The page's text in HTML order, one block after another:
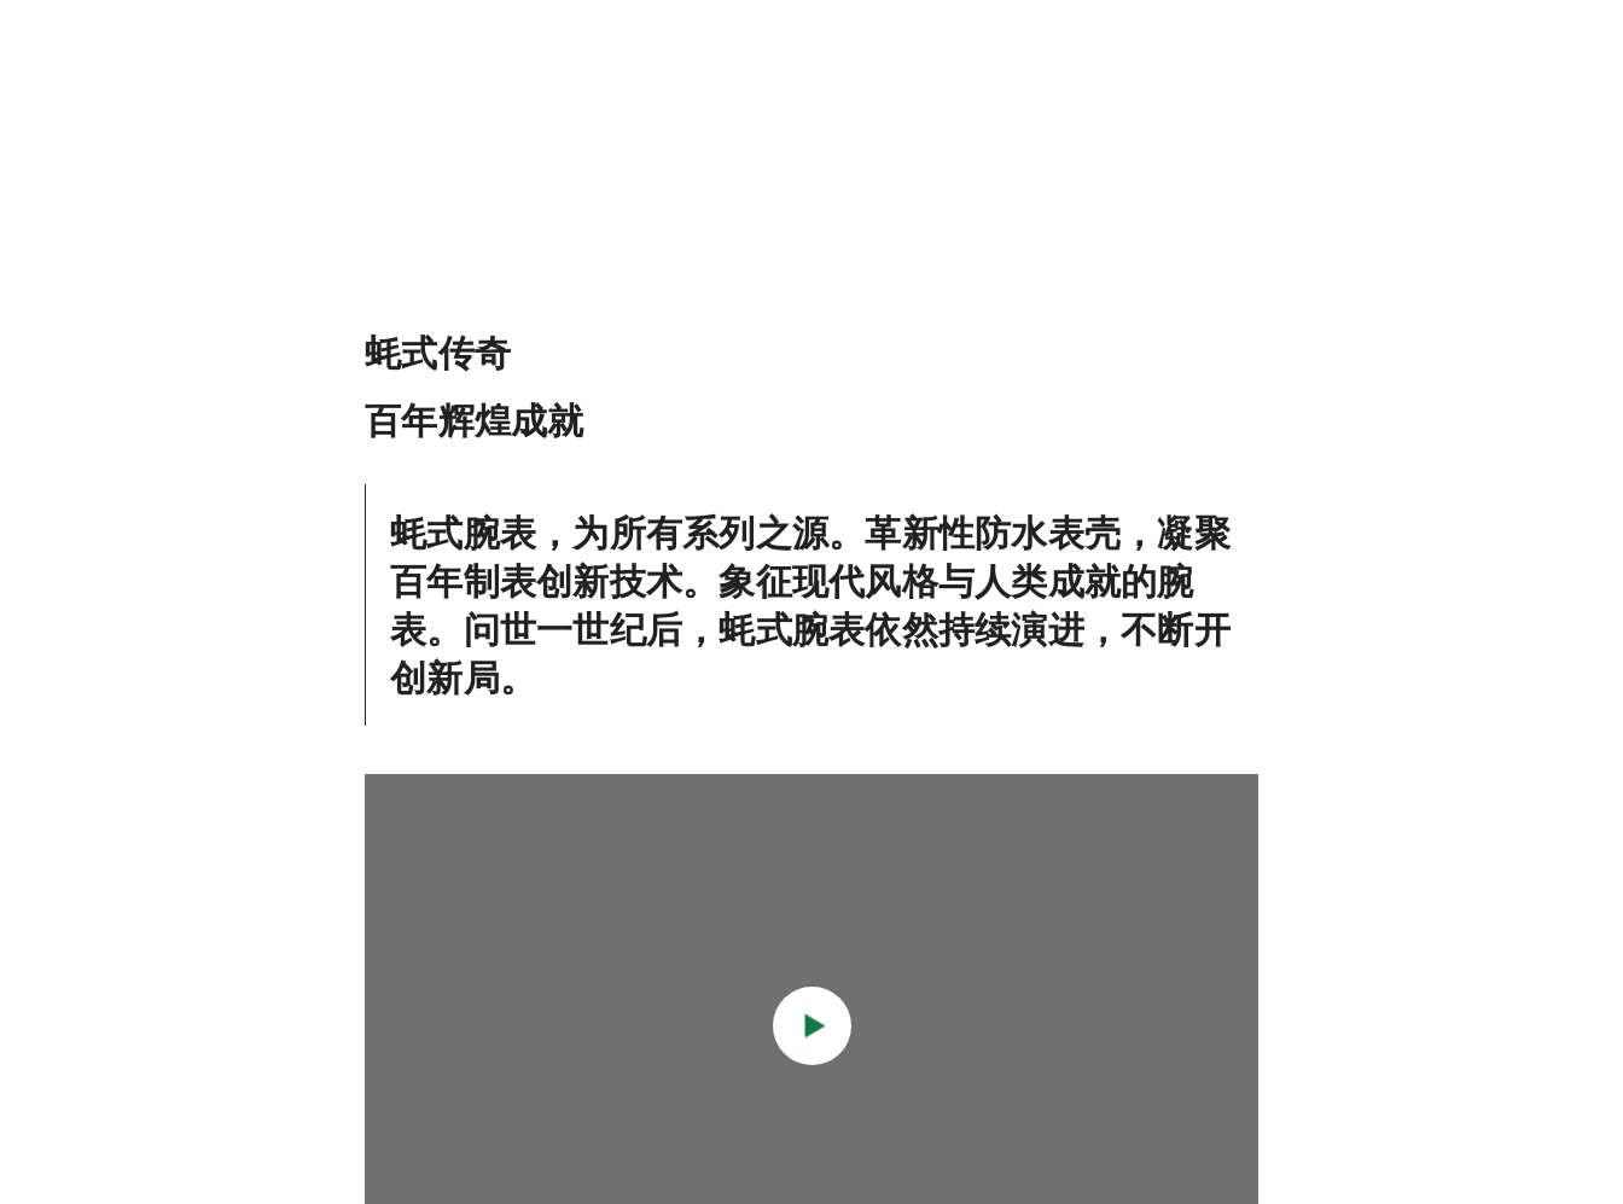
蚝式传奇
百年辉煌成就
蚝式腕表，为所有系列之源。革新性防水表壳，凝聚
百年制表创新技术。象征现代风格与人类成就的腕
表。问世一世纪后，蚝式腕表依然持续演进，不断开
创新局。